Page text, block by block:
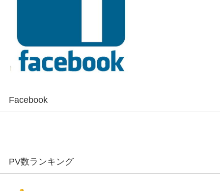
Facebook
PV数ランキング